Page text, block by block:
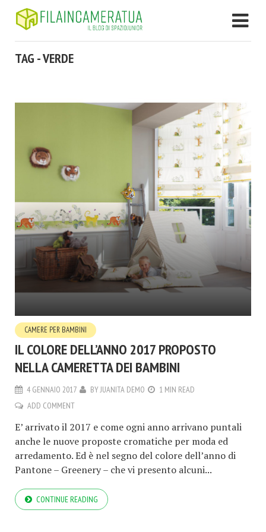
TAG - VERDE
CAMERE PER BAMBINI
IL COLORE DELL’ANNO 2017 PROPOSTO
NELLA CAMERETTA DEI BAMBINI
4 GENNAIO 2017 BYJUANITA DEMO
1 MIN READ
ADD COMMENT
E’ arrivato il 2017 e come ogni anno arrivano puntali
anche le nuove proposte cromatiche per moda ed
arredamento. Ed è nel segno del colore dell’anno di
Pantone – Greenery – che vi presento alcuni...
CONTINUE READING